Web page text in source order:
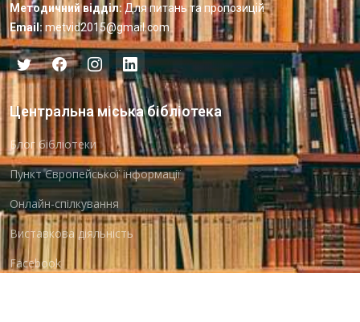
Методичний відділ: Для питань та пропозицій
Email: metvid2015@gmail.com
Центральна міська бібліотека
Блог бібліотеки
Пункт Європейської інформації
Онлайн-спілкування
Виставкова діяльність
Facebook